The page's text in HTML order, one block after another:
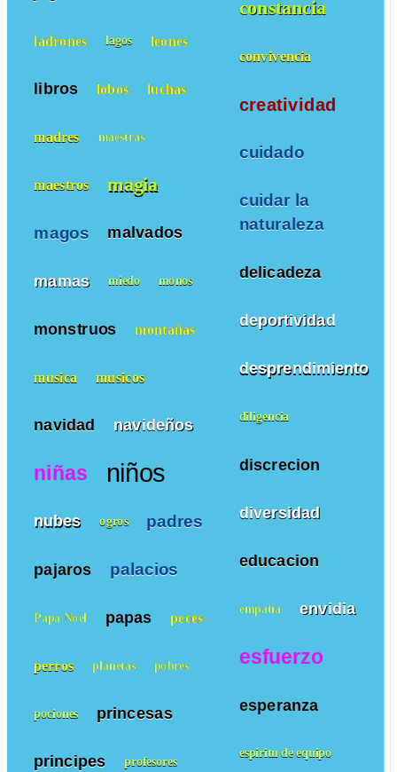
constancia
convivencia
creatividad
cuidado
cuidar la
naturaleza
delicadeza
deportividad
desprendimiento
diligencia
discrecion
diversidad
educacion
empatía envidia
esfuerzo
esperanza
espiritu de equipo
ladrones lagos leones
libros lobos luchas
madres maestras
maestros magia
magos malvados
mamas miedo monos
monstruos montañas
musica musicos
navidad navideños
niñas niños
nubes ogros padres
pajaros palacios
Papa Noel papas peces
perros planetas pobres
pociones princesas
principes profesores